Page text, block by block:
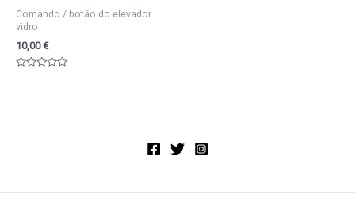
Comando / botão do elevador
vidro
10,00€
5